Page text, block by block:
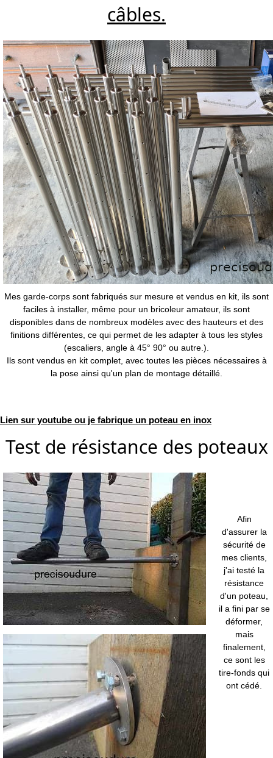
câbles.
Mes garde-corps sont fabriqués sur mesure et vendus en kit, ils sont
faciles à installer, même pour un bricoleur amateur, ils sont
disponibles dans de nombreux modèles avec des hauteurs et des
finitions différentes, ce qui permet de les adapter à tous les styles
(escaliers, angle à 45° 90° ou autre.).
Ils sont vendus en kit complet, avec toutes les pièces nécessaires à
la pose ainsi qu'un plan de montage détaillé.
Lien sur youtube ou je fabrique un poteau en inox
Test de résistance des poteaux
Afin
d'assurer la
sécurité de
mes clients,
j'ai testé la
résistance
d'un poteau,
il a fini par se
déformer,
mais
finalement,
ce sont les
tire-fonds qui
ont cédé.